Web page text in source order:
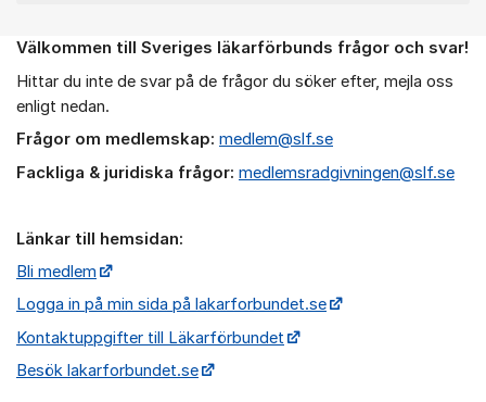
Om forumet
Välkommen till Sveriges läkarförbunds frågor och svar!
Hittar du inte de svar på de frågor du söker efter, mejla oss
enligt nedan.
Frågor om medlemskap: medlem@slf.se
Fackliga & juridiska frågor: medlemsradgivningen@slf.se
Länkar till hemsidan:
Bli medlem
Logga in på min sida på lakarforbundet.se
Kontaktuppgifter till Läkarförbundet
Besök lakarforbundet.se